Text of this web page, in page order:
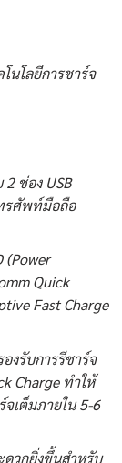
นโลยีการชาร์จ
ช่อง USB
รศัพท์มือถือ
(Power
Quick
Fast Charge
งรับการรีชาร์จ
Charge ทำให้
จเต็มภายใน 5-6
ดวกยิ่งขึ้นสำหรับ